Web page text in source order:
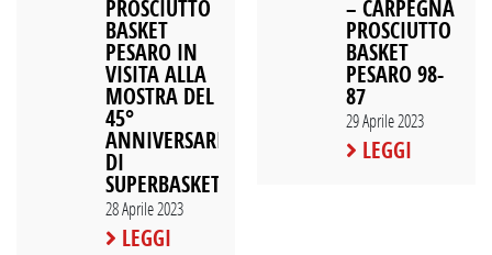
PROSCIUTTO
BASKET
PESARO IN
VISITA ALLA
MOSTRA DEL
45°
ANNIVERSARIO
DI
SUPERBASKET
28 Aprile 2023
LEGGI
– CARPEGNA
PROSCIUTTO
BASKET
PESARO 98-
87
29 Aprile 2023
LEGGI